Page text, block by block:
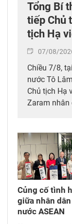
Tổng Bí
tiếp Chủ
tịch Hạ
07/08/
Chiều 7/8,
nước Tô
Chủ tịch Hạ
Zaram nhân
(6/8/1976 –
Củng cố tình
giữa nhân
nước ASEAN